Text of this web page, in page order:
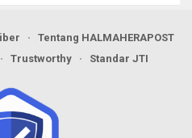
Tentang HALMAHERAPOST
Trustworthy Standar JTI